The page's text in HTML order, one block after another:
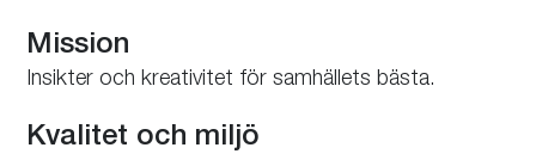
Mission
Insikter och kreativitet för samhällets bästa.
Kvalitet och miljö